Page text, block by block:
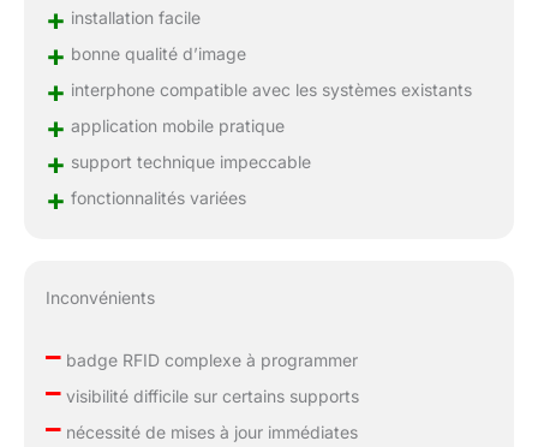
+ installation facile
+ bonne qualité d’image
+ interphone compatible avec les systèmes existants
+ application mobile pratique
+ support technique impeccable
+ fonctionnalités variées
Inconvénients
–badge RFID complexe à programmer
–visibilité difficile sur certains supports
–nécessité de mises à jour immédiates